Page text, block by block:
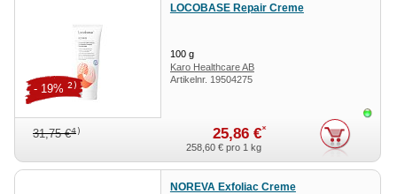
LOCOBASE Repair Creme
100 g
Karo Healthcare AB
Artikelnr. 19504275
31,75 €4) 25,86 €*
- 19%2)
258,60 €pro 1 kg
NOREVA Exfoliac Creme